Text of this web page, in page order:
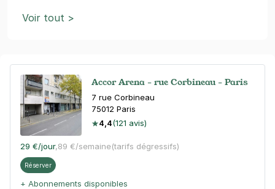
Accor Arena - rue Corbineau - Paris
7 rue Corbineau
75012 Paris
4,4(121 avis)
29 €/jour,89 €/semaine(tarifs dégressifs)
Réserver
+ Abonnements disponibles
Voir tout >